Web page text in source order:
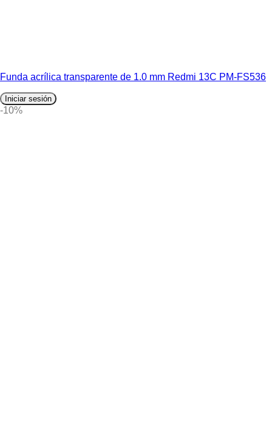
Funda acrílica transparente de 1.0 mm Redmi 13C PM-FS536
Iniciar sesión
-10%